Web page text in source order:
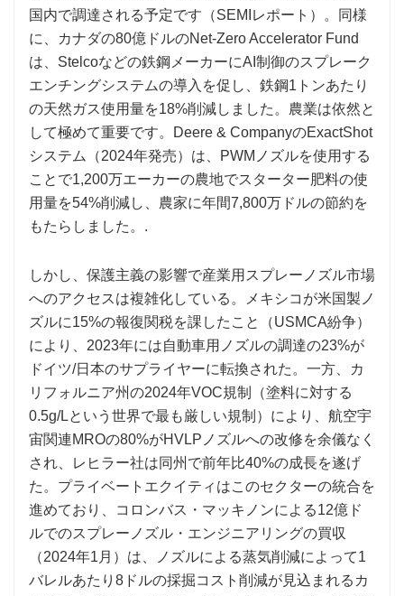
国内で調達される予定です（SEMIレポート）。同様
に、カナダの80億ドルのNet-Zero Accelerator Fund
は、Stelcoなどの鉄鋼メーカーにAI制御のスプレーク
エンチングシステムの導入を促し、鉄鋼1トンあたり
の天然ガス使用量を18%削減しました。農業は依然と
して極めて重要です。Deere & CompanyのExactShot
システム（2024年発売）は、PWMノズルを使用する
ことで1,200万エーカーの農地でスターター肥料の使
用量を54%削減し、農家に年間7,800万ドルの節約を
もたらしました。.
しかし、保護主義の影響で産業用スプレーノズル市場
へのアクセスは複雑化している。メキシコが米国製ノ
ズルに15%の報復関税を課したこと（USMCA紛争）
により、2023年には自動車用ノズルの調達の23%が
ドイツ/日本のサプライヤーに転換された。一方、カ
リフォルニア州の2024年VOC規制（塗料に対する
0.5g/Lという世界で最も厳しい規制）により、航空宇
宙関連MROの80%がHVLPノズルへの改修を余儀なく
され、レヒラー社は同州で前年比40%の成長を遂げ
た。プライベートエクイティはこのセクターの統合を
進めており、コロンバス・マッキノンによる12億ド
ルでのスプレーノズル・エンジニアリングの買収
（2024年1月）は、ノズルによる蒸気削減によって1
バレルあたり8ドルの採掘コスト削減が見込まれるカ